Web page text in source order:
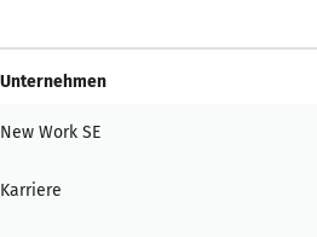
Unternehmen
New Work SE
Karriere